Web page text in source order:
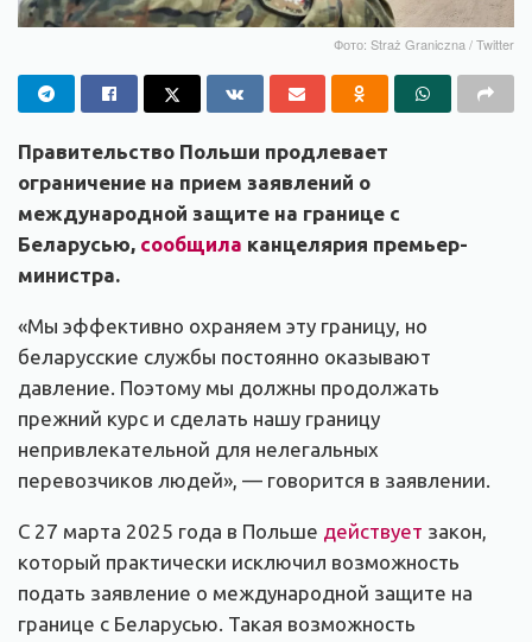
Фото: Straż Graniczna / Twitter
Правительство Польши продлевает
ограничение на прием заявлений о
международной защите на границе с
Беларусью, сообщила канцелярия премьер-
министра.
«Мы эффективно охраняем эту границу, но
беларусские службы постоянно оказывают
давление. Поэтому мы должны продолжать
прежний курс и сделать нашу границу
непривлекательной для нелегальных
перевозчиков людей», — говорится в заявлении.
С 27 марта 2025 года в Польше действует закон,
который практически исключил возможность
подать заявление о международной защите на
границе с Беларусью. Такая возможность